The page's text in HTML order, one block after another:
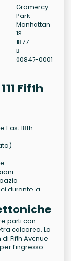
Gramercy
Park
Manhattan
13
1877
B
00847-0001
Fifth
East 18th
durante la
parti con
calcarea. La
Fifth Avenue
l’ingresso